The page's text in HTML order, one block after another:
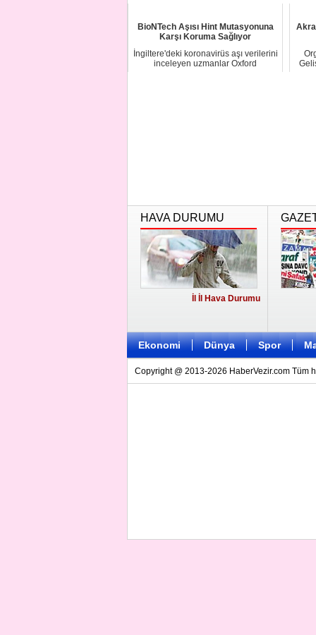
BioNTech Aşısı Hint Mutasyonuna
Karşı Koruma Sağlıyor
İngiltere'deki koronavirüs aşı verilerini
inceleyen uzmanlar Oxford
HAVA DURUMU
İl İl Hava Durumu
Ekonomi Dünya Spor
Copyright @ 2013-2026 HaberVezir.com Tüm